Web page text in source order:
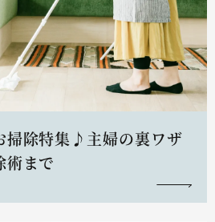
掃除特集♪主婦の裏ワザ
術まで